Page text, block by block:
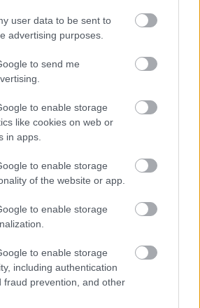
user data to be sent to
advertising purposes.
to send me
to enable storage
like cookies on web or
in apps.
to enable storage
of the website or app.
to enable storage
to enable storage
including authentication
fraud prevention, and other
– ez pedig már nem
a modern F1-ben
tette ismertté, ami
Forma–1-ben egyre ritkább
gyakran lehetett vele
nem fogta vissza magát,
ezzel kellemetlenséget
Ellentétben más
őt sosem kísérte sajtós, így a
utólag értesült a